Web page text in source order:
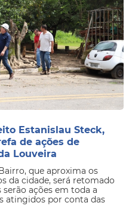
Estanislau Steck,
de ações de
Louveira
que aproxima os
da cidade, será retomado
ações em toda a
atingidos por conta das